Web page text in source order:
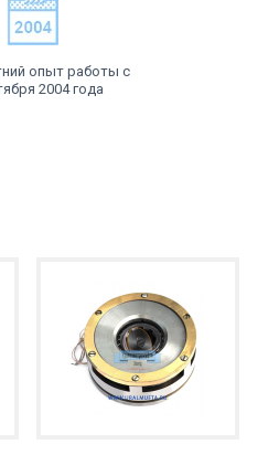
опыт работы с
2004 года